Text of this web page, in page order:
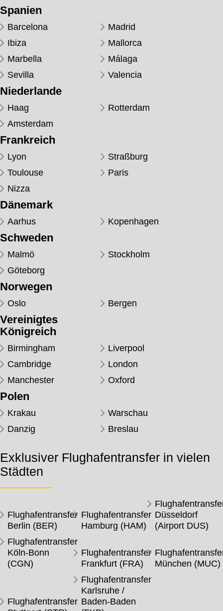
Spanien
Barcelona
Madrid
Ibiza
Mallorca
Marbella
Málaga
Sevilla
Valencia
Niederlande
Haag
Rotterdam
Amsterdam
Frankreich
Lyon
Straßburg
Toulouse
Paris
Nizza
Dänemark
Aarhus Kopenhagen
Schweden
Malmö
Stockholm
Göteborg
Norwegen
Oslo Bergen
Vereinigtes
Königreich
Birmingham
Liverpool
Cambridge
London
Manchester
Oxford
Polen
Krakau
Warschau
Danzig
Breslau
Exklusiver Flughafentransfer in vielen
Städten
Flughafentransfer
Berlin (BER)
Flughafentransfer
Hamburg (HAM)
Düsseldorf
(Airport DUS)
Flughafentransfer
Köln-Bonn
(CGN)
Flughafentransfer
Frankfurt (FRA)
München (MUC)
Flughafentransfer
Flughafentransfer
Karlsruhe /
Baden-Baden